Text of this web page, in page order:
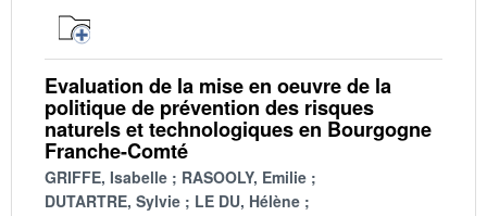
Evaluation de la mise en oeuvre de la
politique de prévention des risques
naturels et technologiques en Bourgogne
Franche-Comté
GRIFFE, Isabelle
RASOOLY, Emilie
DUTARTRE, Sylvie
LE DU, Hélène